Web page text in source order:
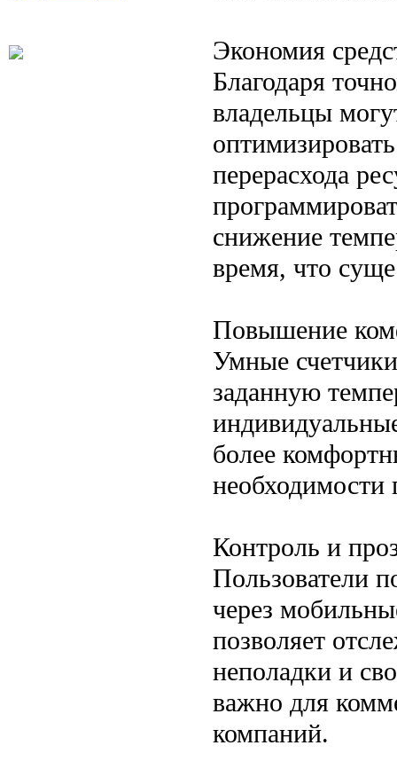
Экономия
Благодаря
владельцы
перерасхода
снижение
время, что
Повышение
Умные
заданную
более
необходимости
Контроль и
Пользователи
через
позволяет
неполадки и
важно для
компаний.